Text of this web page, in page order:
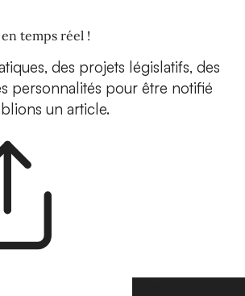
temps réel !
des projets législatifs, des
personnalités pour être notifié
un article.